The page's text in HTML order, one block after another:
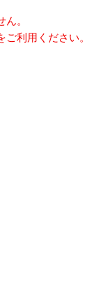
。
利用ください。